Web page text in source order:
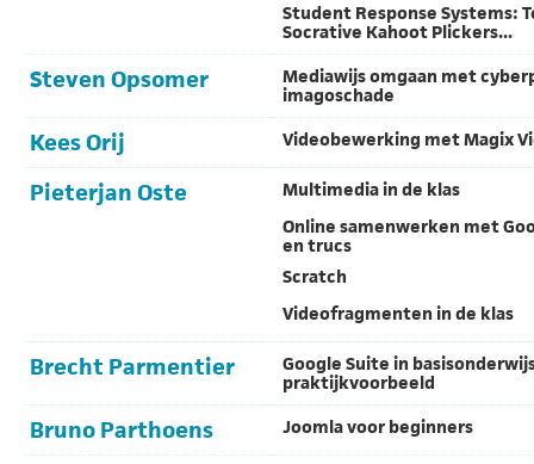
Student Response Systems:
Socrative Kahoot Plickers...
Steven Opsomer
Mediawijs omgaan met
imagoschade
Kees Orij Videobewerking met Magix
Pieterjan Oste
Multimedia in de klas
Online samenwerken met
en trucs
Scratch
Videofragmenten in de klas
Brecht Parmentier
Google Suite in
praktijkvoorbeeld
Bruno Parthoens Joomla voor beginners